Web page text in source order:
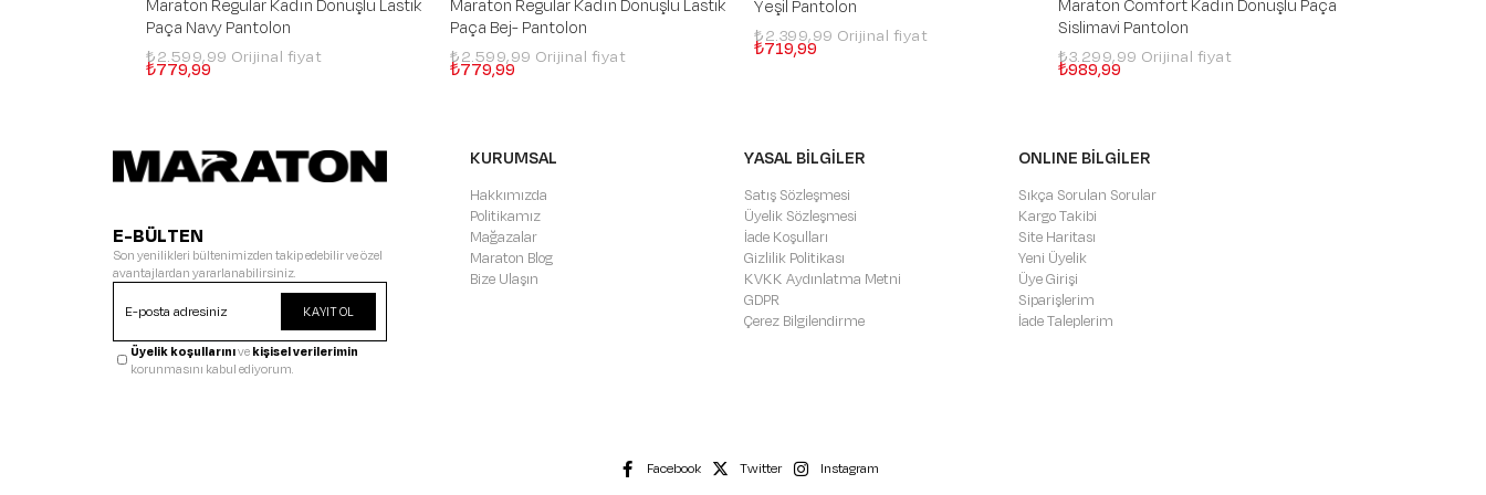
Maraton Regular Kadın Dönüşlü Lastik
Paça Navy Pantolon
₺779,99
₺2.599,99
Maraton Regular Kadın Dönüşlü Lastik
Paça Bej- Pantolon
₺779,99
₺2.599,99
Yeşil Pantolon
₺719,99
₺2.399,99
Maraton Comfort Kadın Dönüşlü Paça
Sislimavi Pantolon
₺989,99
₺3.299,99
E-BÜLTEN
Son yenilikleri bültenimizden takip edebilir ve özel
avantajlardan yararlanabilirsiniz.
KAYIT OL
Üyelik koşullarınıvekişisel verilerimin
korunmasını kabul ediyorum.
KURUMSAL
Hakkımızda
Politikamız
Mağazalar
Maraton Blog
Bize Ulaşın
YASAL BİLGİLER
Satış Sözleşmesi
Üyelik Sözleşmesi
İade Koşulları
Gizlilik Politikası
KVKK Aydınlatma Metni
GDPR
Çerez Bilgilendirme
ONLINE BİLGİLER
Sıkça Sorulan Sorular
Kargo Takibi
Site Haritası
Yeni Üyelik
Üye Girişi
Siparişlerim
İade Taleplerim
Facebook Twitter Instagram